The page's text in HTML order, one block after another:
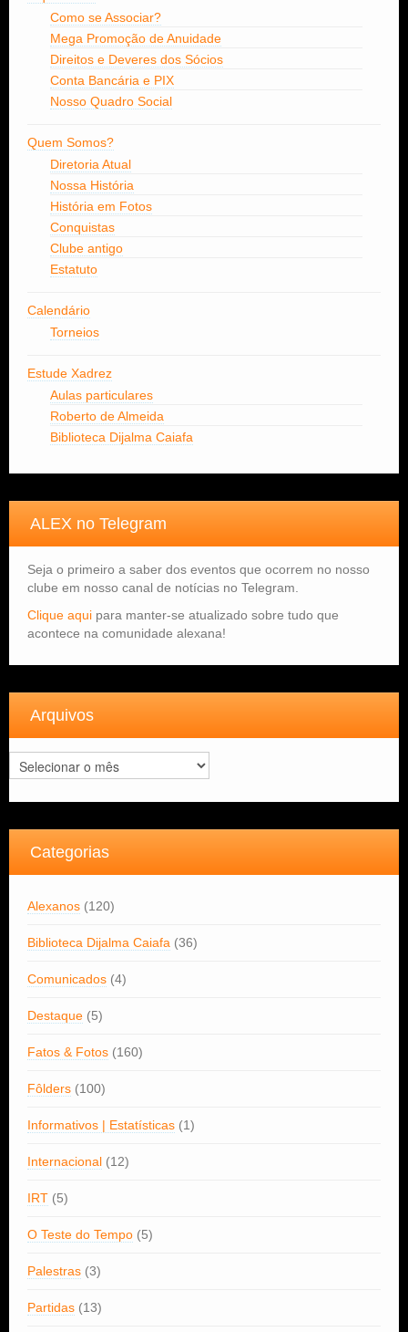
Como se Associar?
Mega Promoção de Anuidade
Direitos e Deveres dos Sócios
Conta Bancária e PIX
Nosso Quadro Social
Quem Somos?
Diretoria Atual
Nossa História
História em Fotos
Conquistas
Clube antigo
Estatuto
Calendário
Torneios
Estude Xadrez
Aulas particulares
Roberto de Almeida
Biblioteca Dijalma Caiafa
ALEX no Telegram
Seja o primeiro a saber dos eventos que ocorrem no nosso
clube em nosso canal de notícias no Telegram.
Clique aqui para manter-se atualizado sobre tudo que
acontece na comunidade alexana!
Arquivos
Arquivos
Categorias
Alexanos (120)
Biblioteca Dijalma Caiafa (36)
Comunicados (4)
Destaque (5)
Fatos & Fotos (160)
Fôlders (100)
Informativos | Estatísticas (1)
Internacional (12)
IRT (5)
O Teste do Tempo (5)
Palestras (3)
Partidas (13)